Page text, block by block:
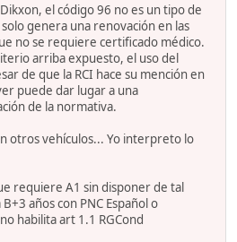
el código 96 no es un tipo de
genera una renovación en las
no se requiere certificado médico.
arriba expuesto, el uso del
de que la RCI hace su mención en
puede dar lugar a una
de la normativa.
otros vehículos... Yo interpreto lo
requiere A1 sin disponer de tal
años con PNC Español o
habilita art 1.1 RGCond